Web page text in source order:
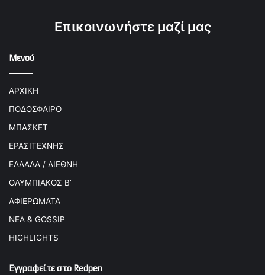
Επικοινωνήστε μαζί μας
Μενού
ΑΡΧΙΚΗ
ΠΟΔΟΣΦΑΙΡΟ
ΜΠΑΣΚΕΤ
ΕΡΑΣΙΤΕΧΝΗΣ
ΕΛΛΑΔΑ / ΔΙΕΘΝΗ
ΟΛΥΜΠΙΑΚΟΣ Β’
ΑΦΙΕΡΩΜΑΤΑ
ΝΕΑ & GOSSIP
HIGHLIGHTS
Εγγραφείτε στο Redpen